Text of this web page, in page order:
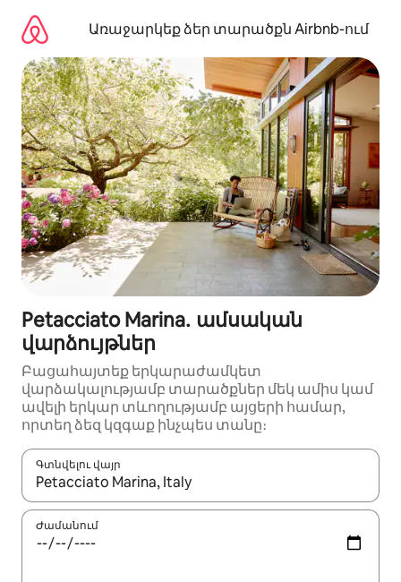
բովանդակությանըԱռաջարկեք ձեր տարածքն Airbnb-ում
Petacciato Marina․ ամսական
վարձույթներ
Բացահայտեք երկարաժամկետ
վարձակալությամբ տարածքներ մեկ ամիս կամ
ավելի երկար տևողությամբ այցերի համար,
որտեղ ձեզ կզգաք ինչպես տանը։
Գտնվելու վայր
Երբ արդյունքները հասանելի լինեն, սլաքների
Ժամանում